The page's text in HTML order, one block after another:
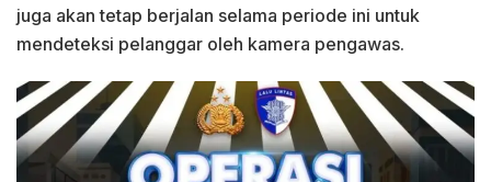
juga akan tetap berjalan selama periode ini untuk
mendeteksi pelanggar oleh kamera pengawas.